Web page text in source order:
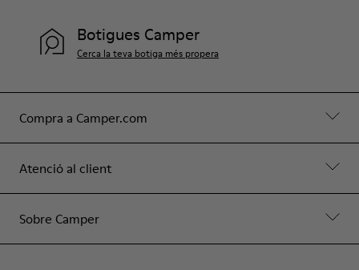
Compra a Camper.com
Atenció al client
Sobre Camper
Botigues Camper
Cerca la teva botiga més propera